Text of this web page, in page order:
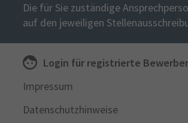
Die für Sie zuständige
auf den jeweiligen
Login für registrierte
Navigation
Impressum
Datenschutzhinweise